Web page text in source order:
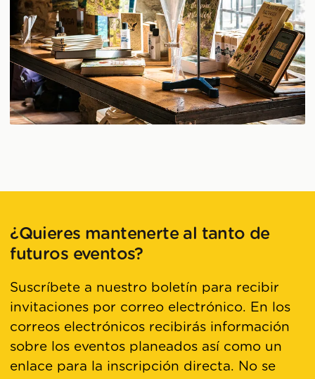
¿Quieres mantenerte al tanto de
futuros eventos?
Suscríbete a nuestro boletín para recibir
invitaciones por correo electrónico. En los
correos electrónicos recibirás información
sobre los eventos planeados así como un
enlace para la inscripción directa. No se